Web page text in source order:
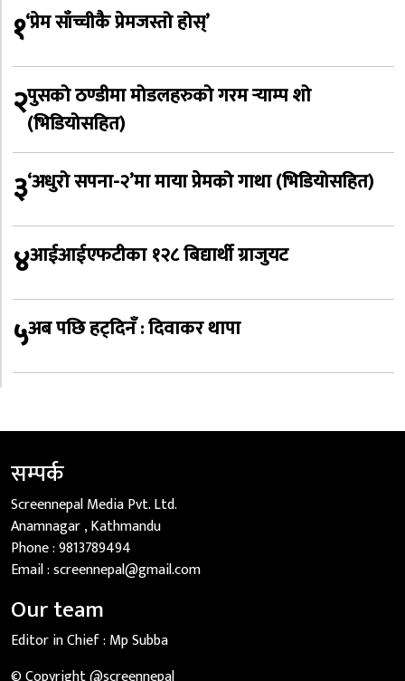
१‘प्रेम साँच्चीकै प्रेमजस्तो होस्’
२पुसको ठण्डीमा मोडलहरुको गरम र्‍याम्प शो
(भिडियोसहित)
३‘अधुरो सपना-२’मा माया प्रेमको गाथा (भिडियोसहित)
४आईआईएफटीका १२८ बिद्यार्थी ग्राजुयट
५अब पछि हट्दिनँ : दिवाकर थापा
सम्पर्क
Screennepal Media Pvt. Ltd.
Anamnagar , Kathmandu
Phone :9813789494
Email :screennepal@gmail.com
Our team
Editor in Chief : Mp Subba